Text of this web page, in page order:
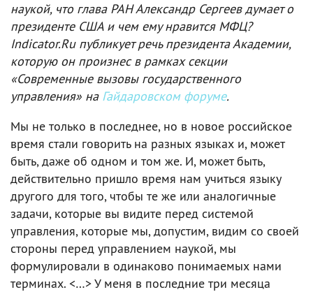
наукой, что глава РАН Александр Сергеев думает о
президенте США и чем ему нравится МФЦ?
Indicator.Ru публикует речь президента Академии,
которую он произнес в рамках секции
«Современные вызовы государственного
управления» на Гайдаровском форуме.
Мы не только в последнее, но в новое российское
время стали говорить на разных языках и, может
быть, даже об одном и том же. И, может быть,
действительно пришло время нам учиться языку
другого для того, чтобы те же или аналогичные
задачи, которые вы видите перед системой
управления, которые мы, допустим, видим со своей
стороны перед управлением наукой, мы
формулировали в одинаково понимаемых нами
терминах. <…> У меня в последние три месяца